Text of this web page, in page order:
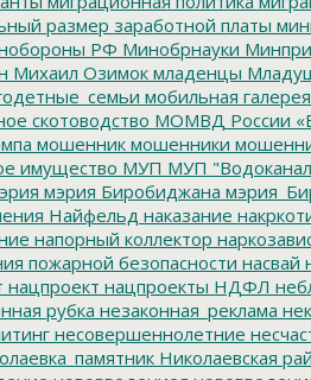
размер заработной платы
РФ Минобрнауки
Михаил Озимок младенцы
мобильная галерея
скотоводство МОМВД России
мошенник мошенники
имущество МУП МУП
мэрия Биробиджана
Найфельд наказание
напорный коллектор
пожарной безопасности насвай
нацпроект нацпроекты НДФЛ
рубка незаконная_реклама
несовершеннолетние
Николаевская